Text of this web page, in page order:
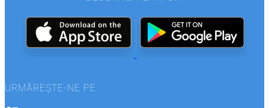
URMĂREȘTE-NE PE